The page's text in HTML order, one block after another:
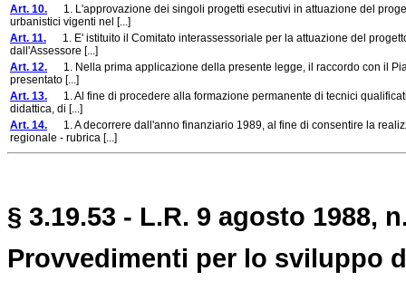
Art. 10. 1. L'approvazione dei singoli progetti esecutivi in attuazione del
urbanistici vigenti nel [...]
Art. 11. 1. E' istituito il Comitato interassessoriale per la attuazione del
dall'Assessore [...]
Art. 12. 1. Nella prima applicazione della presente legge, il raccordo con il
presentato [...]
Art. 13. 1. Al fine di procedere alla formazione permanente di tecnici
didattica, di [...]
Art. 14. 1. A decorrere dall'anno finanziario 1989, al fine di consentire la
regionale - rubrica [...]
§ 3.19.53 - L.R. 9 agosto 1988,
Provvedimenti per lo sviluppo